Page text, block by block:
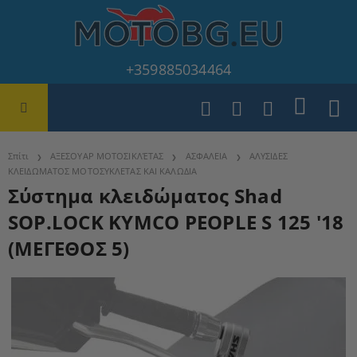
+359885034464
Σπίτι ΑΞΕΣΟΥΑΡ ΜΟΤΟΣΙΚΛΈΤΑΣ ΑΣΦΑΛΕΙΑ
ΑΛΥΣΙΔΕΣ
ΚΛΕΙΔΩΜΑΤΟΣ ΜΟΤΟΣΥΚΛΕΤΑΣ ΚΑΙ ΚΑΛΩΔΙΑ
Σύστημα κλειδώματος Shad
SOP.LOCK KYMCO PEOPLE S 125 '18
(ΜΕΓΕΘΟΣ 5)